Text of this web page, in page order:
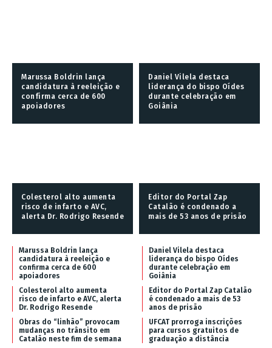
Marussa Boldrin lança
candidatura à reeleição e
confirma cerca de 600
apoiadores
Daniel Vilela destaca
liderança do bispo Oídes
durante celebração em
Goiânia
Colesterol alto aumenta
risco de infarto e AVC,
alerta Dr. Rodrigo Resende
Editor do Portal Zap
Catalão é condenado a
mais de 53 anos de prisão
Marussa Boldrin lança
candidatura à reeleição e
confirma cerca de 600
apoiadores
Daniel Vilela destaca
liderança do bispo Oídes
durante celebração em
Goiânia
Colesterol alto aumenta
risco de infarto e AVC, alerta
Dr. Rodrigo Resende
Editor do Portal Zap Catalão
é condenado a mais de 53
anos de prisão
Obras do “linhão” provocam
mudanças no trânsito em
Catalão neste fim de semana
UFCAT prorroga inscrições
para cursos gratuitos de
graduação a distância